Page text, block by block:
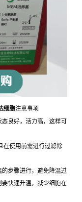
细胞注意事项
良好，活力高，这样可
在使用前需进行过滤除
步骤进行，避免降温过
快速升温，减少细胞在